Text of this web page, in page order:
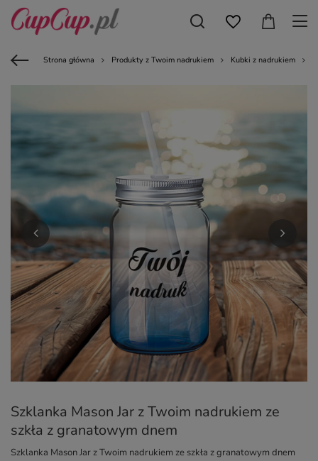
Strona główna Produkty z Twoim nadrukiem Kubki z nadrukiem
Szklanka Mason Jar z Twoim nadrukiem ze
szkła z granatowym dnem
Szklanka Mason Jar z Twoim nadrukiem ze szkła z granatowym dnem